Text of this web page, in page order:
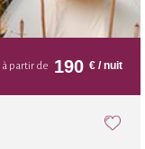
à partir de 190 € / nuit